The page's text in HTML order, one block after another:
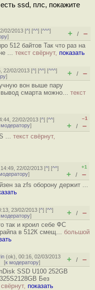
ssd, плс, покажите
02/2013 [^] [^^] [^^^]
] + / –
512 байтов Так что раз на
... текст свёрнут, показать
22/02/2013 [^] [^^] [^^^]
] + / –
вон выше пару
смарта можно... текст
22/02/2013 [^] [^^]
модератору]
–1
+ / –
... текст свёрнут,
22/02/2013 [^] [^^]
]
+1
+ / –
за zfs оборону держит ...
23/02/2013 [^] [^^]
модератору] + / –
так и кроил себе ФС
в 512К смещ... большой
(ok), 00:16, 02/03/2013
[к модератору] + / –
SSD U100 252GB
Без
показать